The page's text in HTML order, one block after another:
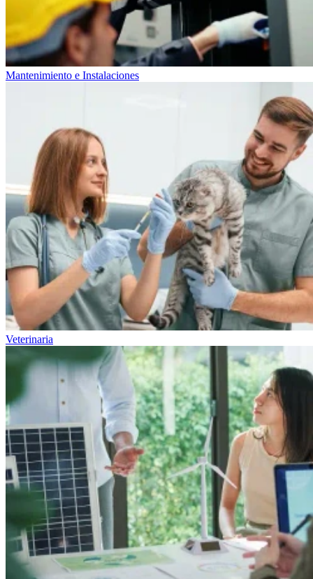
Mantenimiento e Instalaciones
Veterinaria